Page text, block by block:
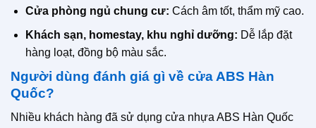
Cửa phòng ngủ chung cư: Cách âm tốt, thẩm mỹ cao.
Khách sạn, homestay, khu nghỉ dưỡng: Dễ lắp đặt
hàng loạt, đồng bộ màu sắc.
Người dùng đánh giá gì về cửa ABS Hàn
Quốc?
Nhiều khách hàng đã sử dụng cửa nhựa ABS Hàn Quốc